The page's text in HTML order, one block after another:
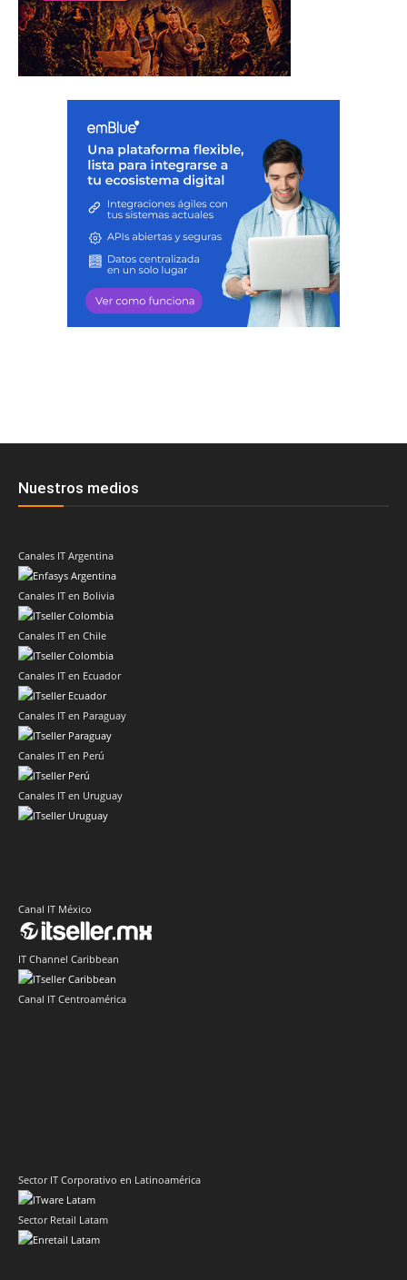
Nuestros medios
Canales IT Argentina
Canales IT en Bolivia
Canales IT en Chile
Canales IT en Ecuador
Canales IT en Paraguay
Canales IT en Perú
Canales IT en Uruguay
Canal IT México
IT Channel Caribbean
Canal IT Centroamérica
Sector IT Corporativo en Latinoamérica
Sector Retail Latam